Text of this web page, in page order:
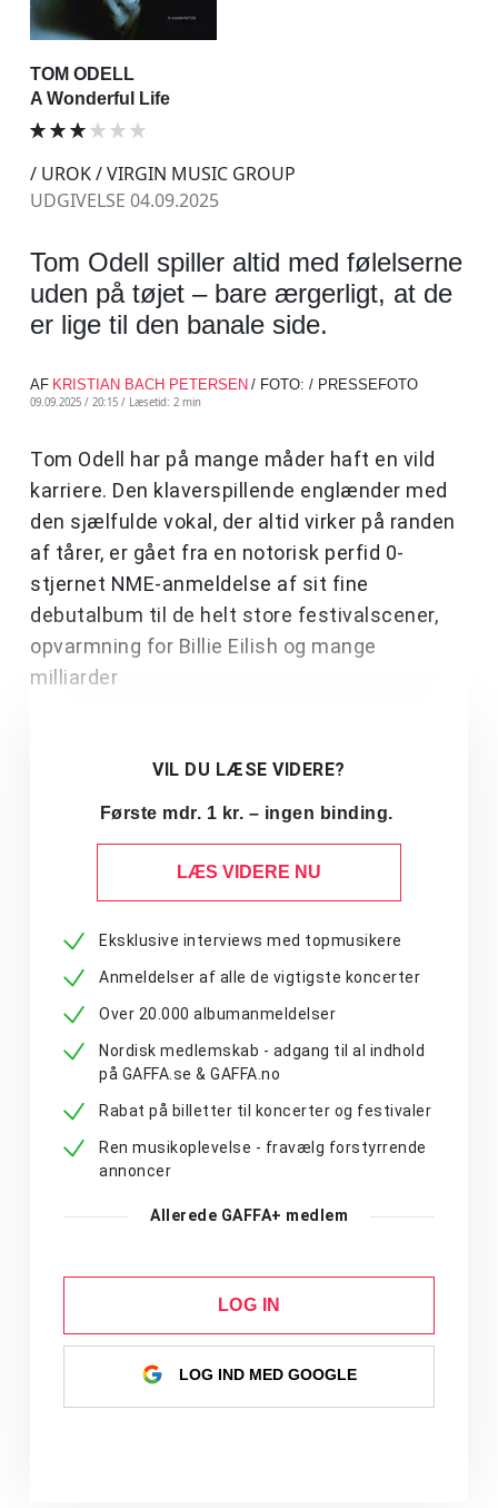
TOM ODELL
A Wonderful Life
/ UROK / VIRGIN MUSIC GROUP
UDGIVELSE 04.09.2025
Tom Odell spiller altid med følelserne
uden på tøjet – bare ærgerligt, at de
er lige til den banale side.
AF KRISTIAN BACH PETERSEN / FOTO: / PRESSEFOTO
09.09.2025 / 20:15 / Læsetid: 2 min
Tom Odell har på mange måder haft en vild
karriere. Den klaverspillende englænder med
den sjælfulde vokal, der altid virker på randen
af tårer, er gået fra en notorisk perfid 0-
stjernet NME-anmeldelse af sit fine
debutalbum til de helt store festivalscener,
opvarmning for Billie Eilish og mange
milliarder
VIL DU LÆSE VIDERE?
Første mdr. 1 kr. – ingen binding.
LÆS VIDERE NU
Eksklusive interviews med topmusikere
Anmeldelser af alle de vigtigste koncerter
Over 20.000 albumanmeldelser
Nordisk medlemskab - adgang til al indhold
på GAFFA.se & GAFFA.no
Rabat på billetter til koncerter og festivaler
Ren musikoplevelse - fravælg forstyrrende
annoncer
Allerede GAFFA+ medlem
LOG IN
LOG IND MED GOOGLE